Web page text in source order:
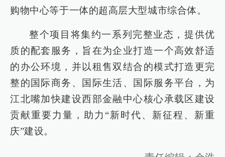
购物中心等于一体的超高层大型城市综合体。
整个项目将集约一系列完整业态，提供优
质的配套服务，旨在为企业打造一个高效舒适
的办公环境，并以租售双结合的模式打造更完
整的国际商务、国际生活、国际服务平台，为
江北嘴加快建设西部金融中心核心承载区建设
贡献重要力量，助力“新时代、新征程、新重
庆”建设。